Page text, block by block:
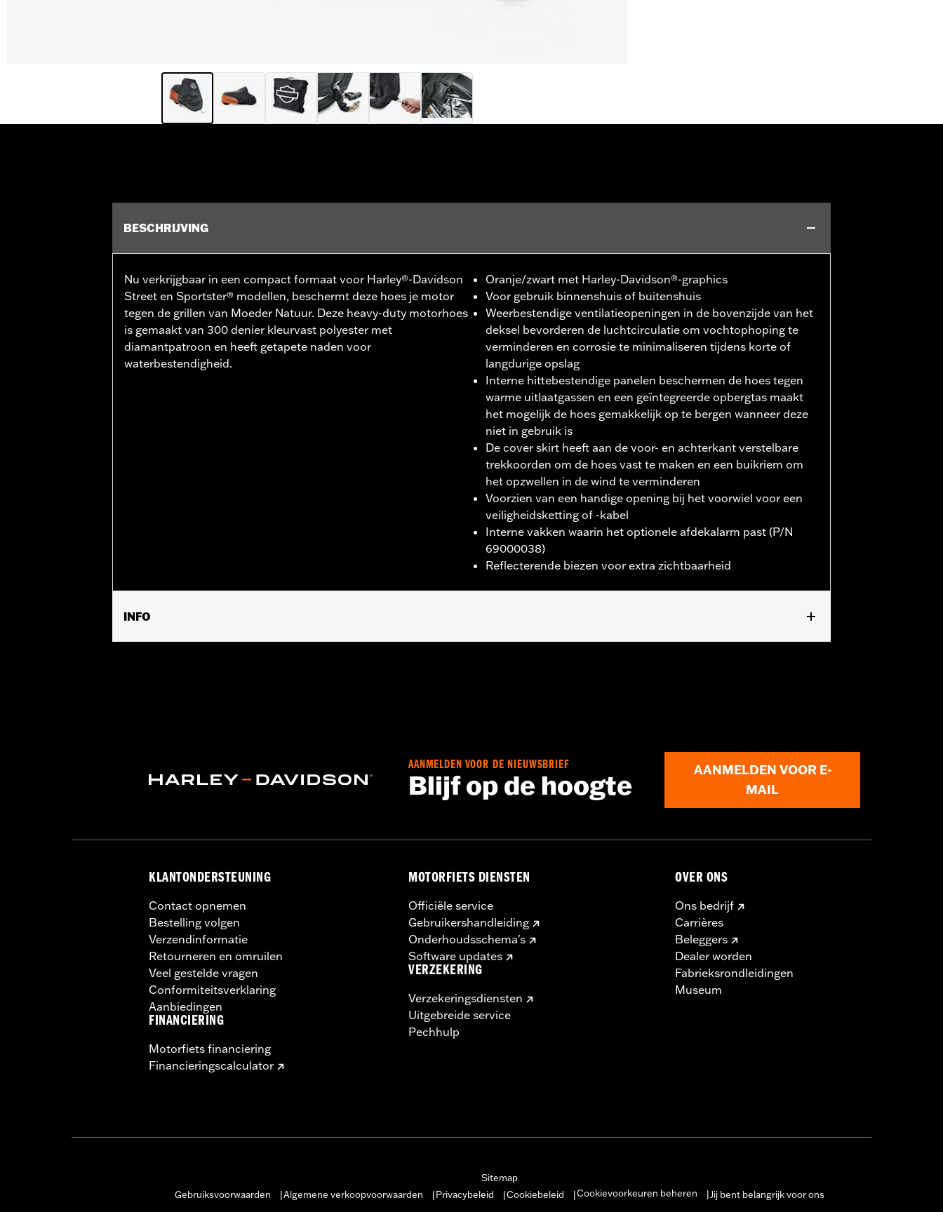
BESCHRIJVING
Nu verkrijgbaar in een compact formaat voor Harley®-Davidson
Street en Sportster® modellen, beschermt deze hoes je motor
tegen de grillen van Moeder Natuur. Deze heavy-duty motorhoes
is gemaakt van 300 denier kleurvast polyester met
diamantpatroon en heeft getapete naden voor
waterbestendigheid.
Oranje/zwart met Harley-Davidson®-graphics
Voor gebruik binnenshuis of buitenshuis
Weerbestendige ventilatieopeningen in de bovenzijde van het
deksel bevorderen de luchtcirculatie om vochtophoping te
verminderen en corrosie te minimaliseren tijdens korte of
langdurige opslag
Interne hittebestendige panelen beschermen de hoes tegen
warme uitlaatgassen en een geïntegreerde opbergtas maakt
het mogelijk de hoes gemakkelijk op te bergen wanneer deze
niet in gebruik is
De cover skirt heeft aan de voor- en achterkant verstelbare
trekkoorden om de hoes vast te maken en een buikriem om
het opzwellen in de wind te verminderen
Voorzien van een handige opening bij het voorwiel voor een
veiligheidsketting of -kabel
Interne vakken waarin het optionele afdekalarm past (P/N
69000038)
Reflecterende biezen voor extra zichtbaarheid
INFO
H-D® motorhoezen zijn niet gemaakt voor gebruik tijdens transport op een trailer. Door een H-D® motorhoes te gebruiken
op een aanhanger kan deze scheuren en mogelijk schade aan de hoes en motorfiets veroorzaken.
AANMELDEN VOOR DE NIEUWSBRIEF
Blijf op de hoogte
AANMELDEN VOOR E-
MAIL
KLANTONDERSTEUNING
Contact opnemen
Bestelling volgen
Verzendinformatie
Retourneren en omruilen
Veel gestelde vragen
Conformiteitsverklaring
Aanbiedingen
FINANCIERING
Motorfiets financiering
Financieringscalculator
MOTORFIETS DIENSTEN
Officiële service
Gebruikershandleiding
Onderhoudsschema's
Software updates
VERZEKERING
Verzekeringsdiensten
Uitgebreide service
Pechhulp
OVER ONS
Ons bedrijf
Carrières
Beleggers
Dealer worden
Fabrieksrondleidingen
Museum
Sitemap
Gebruiksvoorwaarden
Algemene verkoopvoorwaarden Privacybeleid Cookiebeleid Cookievoorkeuren beheren Jij bent belangrijk voor ons